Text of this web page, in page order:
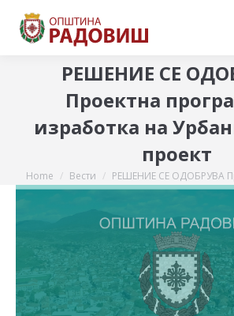
РЕШЕНИЕ СЕ
Проектна
изработка на
проект
You are here:
Home Вести РЕШЕНИЕ СЕ ОДОБРУВА